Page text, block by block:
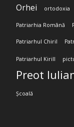
Orhei ortodoxia
Patriarhia Română
Patriarhul Chiril
Patriarhul Kirill
Preot
Școală